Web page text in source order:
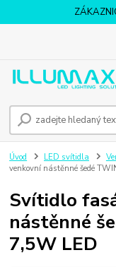
Úvod LED svítidla
venkovní nástěnné šedé
Svítidlo
nástěnné
7,5W LED